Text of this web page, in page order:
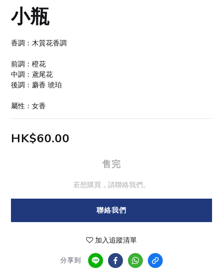
小瓶
香調：木質花香調
前調：橙花
中調：鳶尾花
後調：麝香 琥珀
屬性：女香
HK$60.00
售完
若想購買，請聯絡我們。
聯絡我們
加入追蹤清單
分享到